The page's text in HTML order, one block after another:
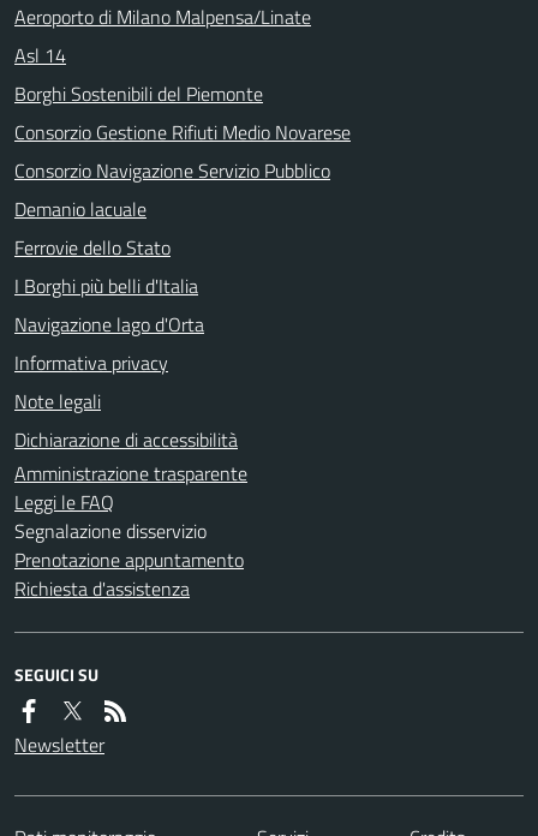
Aeroporto di Milano Malpensa/Linate
Asl 14
Borghi Sostenibili del Piemonte
Consorzio Gestione Rifiuti Medio Novarese
Consorzio Navigazione Servizio Pubblico
Demanio lacuale
Ferrovie dello Stato
I Borghi più belli d'Italia
Navigazione lago d'Orta
Informativa privacy
Note legali
Dichiarazione di accessibilità
Amministrazione trasparente
Leggi le FAQ
Segnalazione disservizio
Prenotazione appuntamento
Richiesta d'assistenza
SEGUICI SU
Newsletter